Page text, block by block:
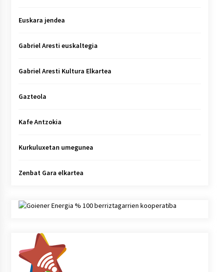
Euskara jendea
Gabriel Aresti euskaltegia
Gabriel Aresti Kultura Elkartea
Gazteola
Kafe Antzokia
Kurkuluxetan umegunea
Zenbat Gara elkartea